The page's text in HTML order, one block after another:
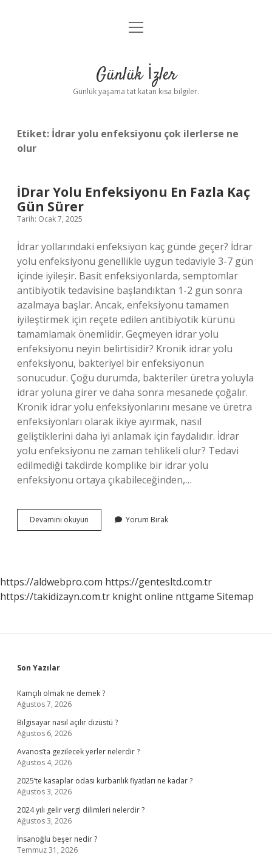
Anasayfa
Yasal Uyarı
menüyü
Günlük İzler
Günlük yaşama tat katan kısa bilgiler.
Etiket: İdrar yolu enfeksiyonu çok ilerlerse ne
olur
İDrar Yolu Enfeksiyonu En Fazla Kaç
Gün Sürer
Tarih: Ocak 7, 2025
İdrar yollarındaki enfeksiyon kaç günde geçer? İdrar
yolu enfeksiyonu genellikle uygun tedaviyle 3-7 gün
içinde iyileşir. Basit enfeksiyonlarda, semptomlar
antibiyotik tedavisine başlandıktan 1-2 gün sonra
azalmaya başlar. Ancak, enfeksiyonu tamamen
iyileştirmek için reçete edilen antibiyotik kürünü
tamamlamak önemlidir. Geçmeyen idrar yolu
enfeksiyonu neyin belirtisidir? Kronik idrar yolu
enfeksiyonu, bakteriyel bir enfeksiyonun
sonucudur. Çoğu durumda, bakteriler üretra yoluyla
idrar yoluna girer ve daha sonra mesanede çoğalır.
Kronik idrar yolu enfeksiyonlarını mesane ve üretra
enfeksiyonları olarak ikiye ayırmak, nasıl
geliştiklerini daha iyi anlamak için faydalıdır. İdrar
yolu enfeksiyonu ne zaman tehlikeli olur? Tedavi
edilmediği takdirde komplike bir idrar yolu
enfeksiyonu ortaya çıkabileceğinden,…
Devamını okuyun
Yolu
Gün
Sürer
Yorum Bırak
https://aldwebpro.com https://gentesltd.com.tr
https://takidizayn.com.tr knight online nttgame Sitemap
Sidebar
Son Yazılar
Kamçılı olmak ne demek ?
Ağustos 7, 2026
Bilgisayar nasıl açılır dizüstü ?
Ağustos 6, 2026
Avanos’ta gezilecek yerler nelerdir ?
Ağustos 4, 2026
2025’te kasaplar odası kurbanlık fiyatları ne kadar ?
Ağustos 3, 2026
2024 yılı gelir vergi dilimleri nelerdir ?
Ağustos 3, 2026
İnsanoğlu beşer nedir ?
Temmuz 31, 2026